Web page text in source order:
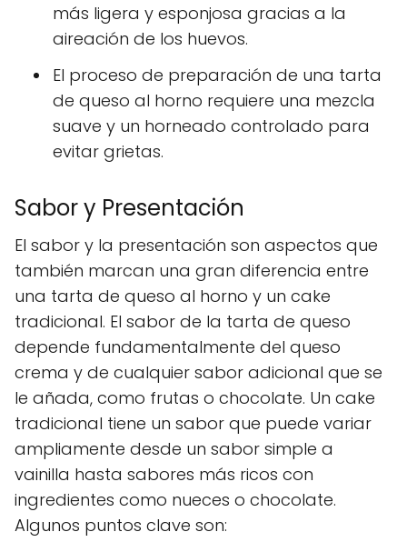
más ligera y esponjosa gracias a la
aireación de los huevos.
El proceso de preparación de una tarta
de queso al horno requiere una mezcla
suave y un horneado controlado para
evitar grietas.
Sabor y Presentación
El sabor y la presentación son aspectos que
también marcan una gran diferencia entre
una tarta de queso al horno y un cake
tradicional. El sabor de la tarta de queso
depende fundamentalmente del queso
crema y de cualquier sabor adicional que se
le añada, como frutas o chocolate. Un cake
tradicional tiene un sabor que puede variar
ampliamente desde un sabor simple a
vainilla hasta sabores más ricos con
ingredientes como nueces o chocolate.
Algunos puntos clave son: